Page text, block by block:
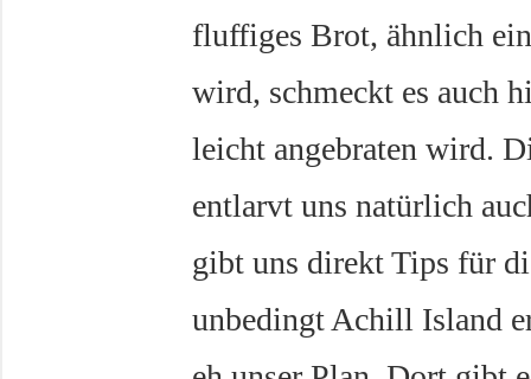
fluffiges Brot, ähnlich
wird, schmeckt es auch
leicht angebraten wird.
entlarvt uns natürlich
gibt uns direkt Tips für
unbedingt Achill Island